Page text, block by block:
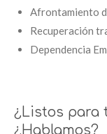
Afrontamiento
Recuperación
Dependencia
¿Listos para
¿Hablamos?